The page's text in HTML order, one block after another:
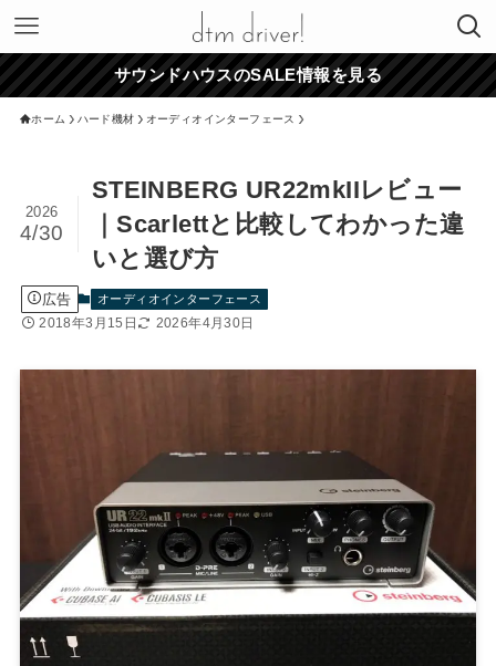
サウンドハウスのSALE情報を見る
ホーム ハード機材 オーディオインターフェース
STEINBERG UR22mkIIレビュー
｜Scarlettと比較してわかった違
いと選び方
2026
4/30
広告 オーディオインターフェース
2018年3月15日 2026年4月30日